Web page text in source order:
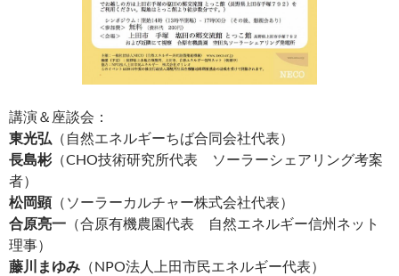
講演＆座談会：
東光弘 （自然エネルギーちば合同会社代表）
長島彬（CHO技術研究所代表 ソーラーシェアリング考案
者）
松岡顕（ソーラーカルチャー株式会社代表）
合原亮一 （合原有機農園代表 自然エネルギー信州ネット
理事）
藤川まゆみ （NPO法人上田市民エネルギー代表）